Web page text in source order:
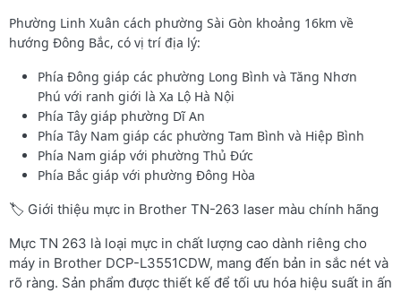
Phường Linh Xuân cách phường Sài Gòn khoảng 16km về
hướng Đông Bắc, có vị trí địa lý:
Phía Đông giáp các phường Long Bình và Tăng Nhơn
Phú với ranh giới là Xa Lộ Hà Nội
Phía Tây giáp phường Dĩ An
Phía Tây Nam giáp các phường Tam Bình và Hiệp Bình
Phía Nam giáp với phường Thủ Đức
Phía Bắc giáp với phường Đông Hòa
🏷️ Giới thiệu mực in Brother TN-263 laser màu chính hãng
Mực TN 263 là loại mực in chất lượng cao dành riêng cho
máy in Brother DCP-L3551CDW, mang đến bản in sắc nét và
rõ ràng. Sản phẩm được thiết kế để tối ưu hóa hiệu suất in ấn